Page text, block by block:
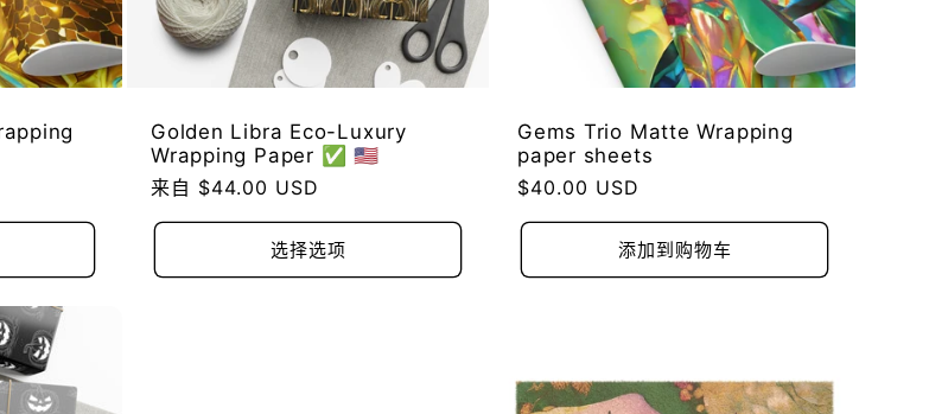
Golden Libra Eco-Luxury
Wrapping Paper ✅ 🇺🇸
常
规
格
来自 $44.00 USD
选择选项
Gems Trio Matte Wrapping
paper sheets
常
规
格
$40.00 USD
添加到购物车